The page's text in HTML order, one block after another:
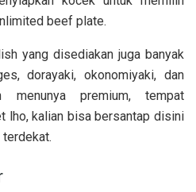
beef plate.
yang disediakan juga banyak
dorayaki, okonomiyaki, dan
menunya premium, tempat
lho, kalian bisa bersantap disini
terdekat.